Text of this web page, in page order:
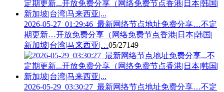
2026-05-27_01:29:46_最新网络节点地址免费分享…不定
期更新…开放免费分享（网络免费节点香港|日本|韩国|
新加坡|台湾|马来西亚|…05/27149
2026-05-29_03:30:27_最新网络节点地址免费分享…不定